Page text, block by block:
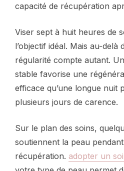
capacité de récupération
Viser sept à huit heures de
l’objectif idéal. Mais au-delà
régularité compte autant.
stable favorise une
efficace qu’une longue nuit
plusieurs jours de carence.
Sur le plan des soins,
soutiennent la peau
récupération. adopter un